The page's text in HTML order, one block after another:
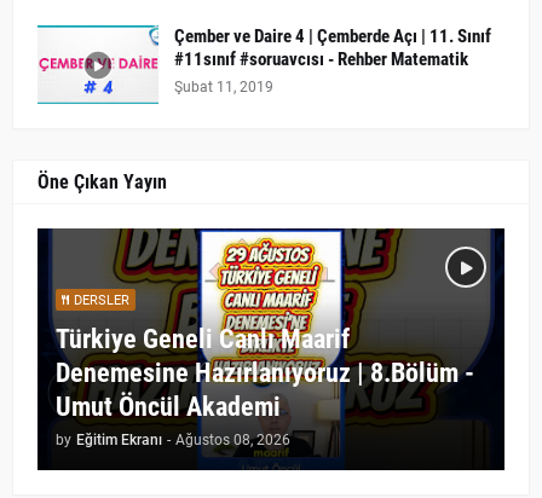
Çember ve Daire 4 | Çemberde Açı | 11. Sınıf
#11sınıf #soruavcısı - Rehber Matematik
Şubat 11, 2019
Öne Çıkan Yayın
DERSLER
Türkiye Geneli Canlı Maarif
Denemesine Hazırlanıyoruz | 8.Bölüm -
Umut Öncül Akademi
by Eğitim Ekranı - Ağustos 08, 2026